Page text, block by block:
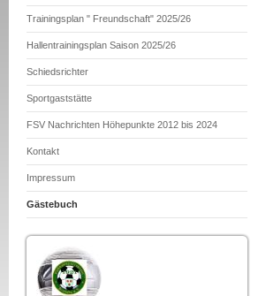
Trainingsplan " Freundschaft" 2025/26
Hallentrainingsplan Saison 2025/26
Schiedsrichter
Sportgaststätte
FSV Nachrichten Höhepunkte 2012 bis 2024
Kontakt
Impressum
Gästebuch